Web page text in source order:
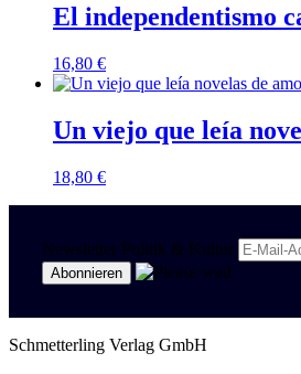
El independentismo
16,80 €
Un viejo que leía
18,80 €
Newsletter Politik & Kultur
Schmetterling Verlag GmbH